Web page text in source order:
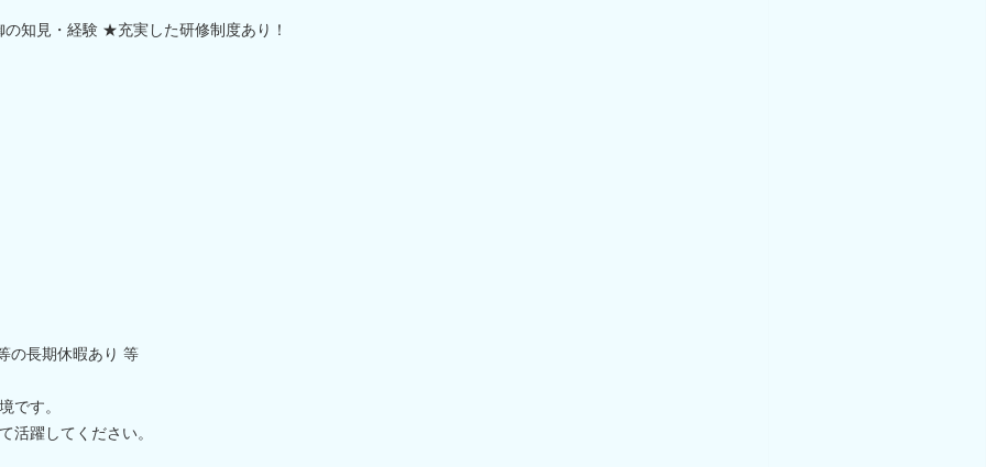
知見・経験 ★充実した研修制度あり！
の長期休暇あり 等
です。
活躍してください。